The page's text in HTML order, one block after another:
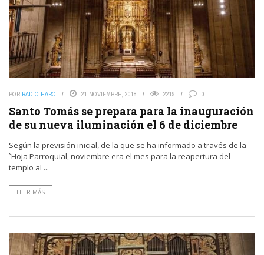
POR RADIO HARO 21 NOVIEMBRE, 2018 2219 0
Santo Tomás se prepara para la inauguración
de su nueva iluminación el 6 de diciembre
Según la previsión inicial, de la que se ha informado a través de la
`Hoja Parroquial, noviembre era el mes para la reapertura del
templo al ...
LEER MÁS